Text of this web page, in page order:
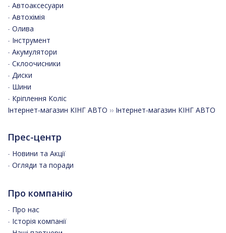
- Автоаксесуари
- Автохімія
- Олива
- Інструмент
- Акумулятори
- Склоочисники
- Диски
- Шини
- Кріплення Коліс
Інтернет-магазин КІНГ АВТО ›› Інтернет-магазин КІНГ АВТО
Прес-центр
- Новини та Акції
- Огляди та поради
Про компанію
- Про нас
- Історія компанії